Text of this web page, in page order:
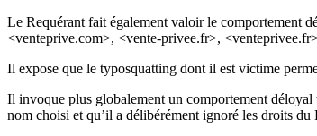
Le Requérant fait également valoir le comportement
<venteprive.com>, <vente-privee.fr>,
Il expose que le typosquatting dont il est victime
Il invoque plus globalement un comportement
nom choisi et qu’il a délibérément ignoré les droits du